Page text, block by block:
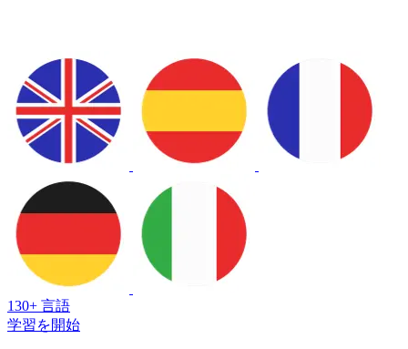
130+ 言語
学習を開始